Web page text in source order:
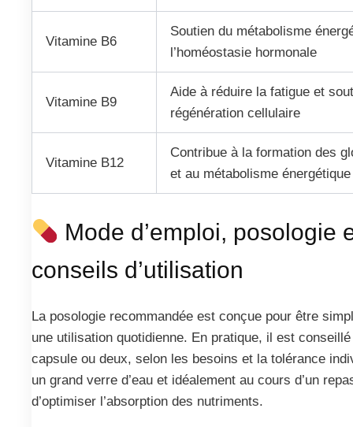
Vitamine B6
Soutien du métabolisme
l’homéostasie hormonale
Vitamine B9
Aide à réduire la fatigue et
régénération cellulaire
Vitamine B12
Contribue à la formation des
et au métabolisme énergétique
Mode d’emploi, posologie
conseils d’utilisation
La posologie recommandée est conçue pour être
une utilisation quotidienne. En pratique, il est
capsule ou deux, selon les besoins et la tolérance
un grand verre d’eau et idéalement au cours d’un
d’optimiser l’absorption des nutriments.